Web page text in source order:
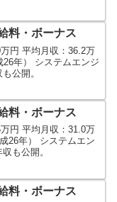
料・ボーナス
円 平均月収：36.2万
年） システムエンジ
公開。
料・ボーナス
円 平均月収：31.0万
26年） システムエン
も公開。
料・ボーナス